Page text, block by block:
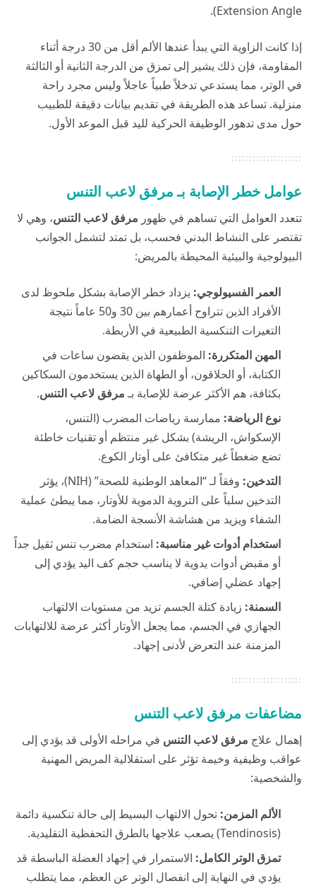
Extension Angle).
إذا كانت الزاوية التي يبدأ عندها الألم أقل من 30 درجة أثناء
المقاومة، فإن ذلك يشير إلى تمزق من الدرجة الثانية أو الثالثة
في الوتر، مما يستدعي تدخلاً طبياً عاجلاً وليس مجرد راحة
منزلية. تساعد هذه الطريقة في تقديم بيانات دقيقة للطبيب
حول مدى تدهور الوظيفة الحركية لليد قبل الموعد الأول.
عوامل خطر الإصابة بـ مرفق لاعب التنس
تتعدد العوامل التي تساهم في ظهور مرفق لاعب التنس، وهي لا
تقتصر على النشاط البدني فحسب، بل تمتد لتشمل الجوانب
البيولوجية والبيئية المحيطة بالمريض:
العمر الفسيولوجي: يزداد خطر الإصابة بشكل ملحوظ لدى
الأفراد الذين تتراوح أعمارهم بين 30 و50 عاماً نتيجة
التغيرات التنكسية الطبيعية في الأربطة.
المهن المتكررة: الموظفون الذين يقضون ساعات في
الكتابة، أو الحلاقون، أو الطهاة الذين يستخدمون السكاكين
بكثافة، هم الأكثر عرضة للإصابة بـمرفق لاعب التنس.
نوع الرياضة: ممارسة رياضات المضرب (التنس،
الإسكواش، الريشة) بشكل غير منتظم أو تقنيات خاطئة
تضع ضغطاً غير متكافئ على أوتار الكوع.
التدخين:
وفقاً لـ “المعاهد الوطنية للصحة” (NIH)، يؤثر
التدخين سلباً على التروية الدموية للأوتار، مما يبطئ عملية
الشفاء ويزيد من هشاشة الأنسجة الضامة.
استخدام أدوات غير مناسبة: استخدام مضرب تنس ثقيل جداً
أو مقبض أدوات يدوية لا يناسب حجم كف اليد يؤدي إلى
إجهاد عضلي إضافي.
السمنة: زيادة كتلة الجسم تزيد من مستويات الالتهاب
الجهازي في الجسم، مما يجعل الأوتار أكثر عرضة للالتهابات
المزمنة عند التعرض لأدنى إجهاد.
مضاعفات مرفق لاعب التنس
إهمال علاج مرفق لاعب التنس في مراحله الأولى قد يؤدي إلى
عواقب وظيفية وخيمة تؤثر على استقلالية المريض المهنية
والشخصية:
الألم المزمن: تحول الالتهاب البسيط إلى حالة تنكسية دائمة
(Tendinosis) يصعب علاجها بالطرق التحفظية التقليدية.
تمزق الوتر الكامل: الاستمرار في إجهاد العضلة الباسطة قد
يؤدي في النهاية إلى انفصال الوتر عن العظم، مما يتطلب